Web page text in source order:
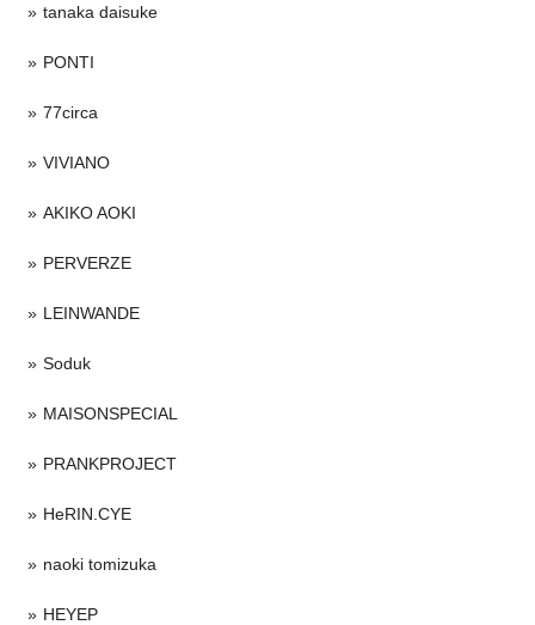
tanaka daisuke
PONTI
77circa
VIVIANO
AKIKO AOKI
PERVERZE
LEINWANDE
Soduk
MAISONSPECIAL
PRANKPROJECT
HeRIN.CYE
naoki tomizuka
HEYEP